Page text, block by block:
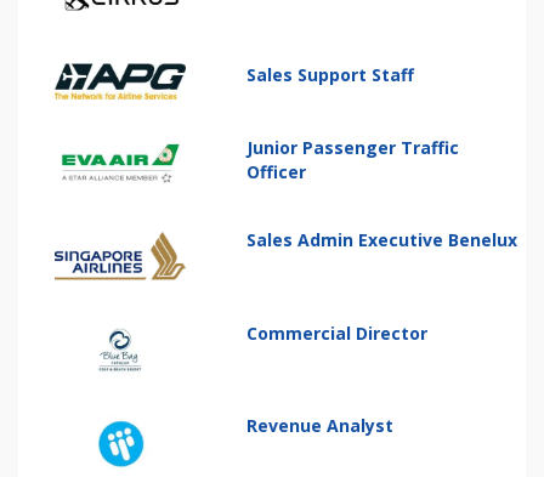
Sales Support Staff
Junior Passenger Traffic
Officer
Sales Admin Executive Benelux
Commercial Director
Revenue Analyst